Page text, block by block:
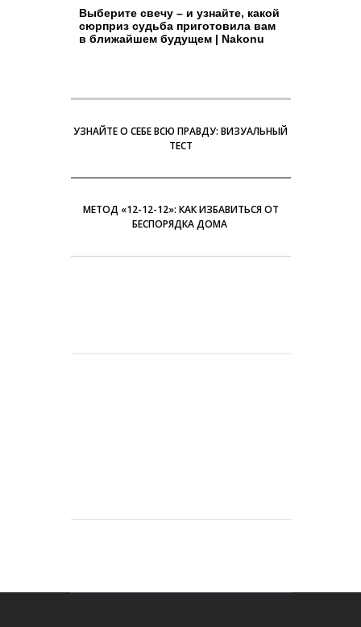
Выберите свечу – и узнайте, какой
сюрприз судьба приготовила вам
в ближайшем будущем | Nakonu
УЗНАЙТЕ О СЕБЕ ВСЮ ПРАВДУ: ВИЗУАЛЬНЫЙ
ТЕСТ
МЕТОД «12-12-12»: КАК ИЗБАВИТЬСЯ ОТ
БЕСПОРЯДКА ДОМА